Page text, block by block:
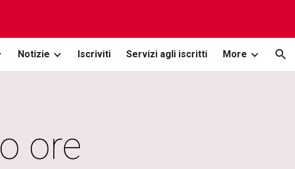
Notizie Iscriviti Servizi agli iscritti More
ore